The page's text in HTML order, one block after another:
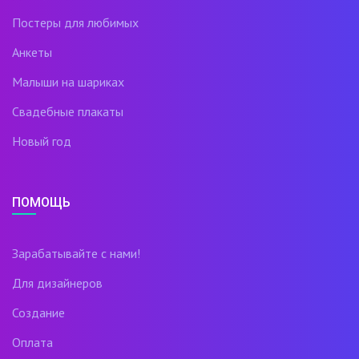
Постеры для любимых
Анкеты
Малыши на шариках
Свадебные плакаты
Новый год
ПОМОЩЬ
Зарабатывайте с нами!
Для дизайнеров
Создание
Оплата